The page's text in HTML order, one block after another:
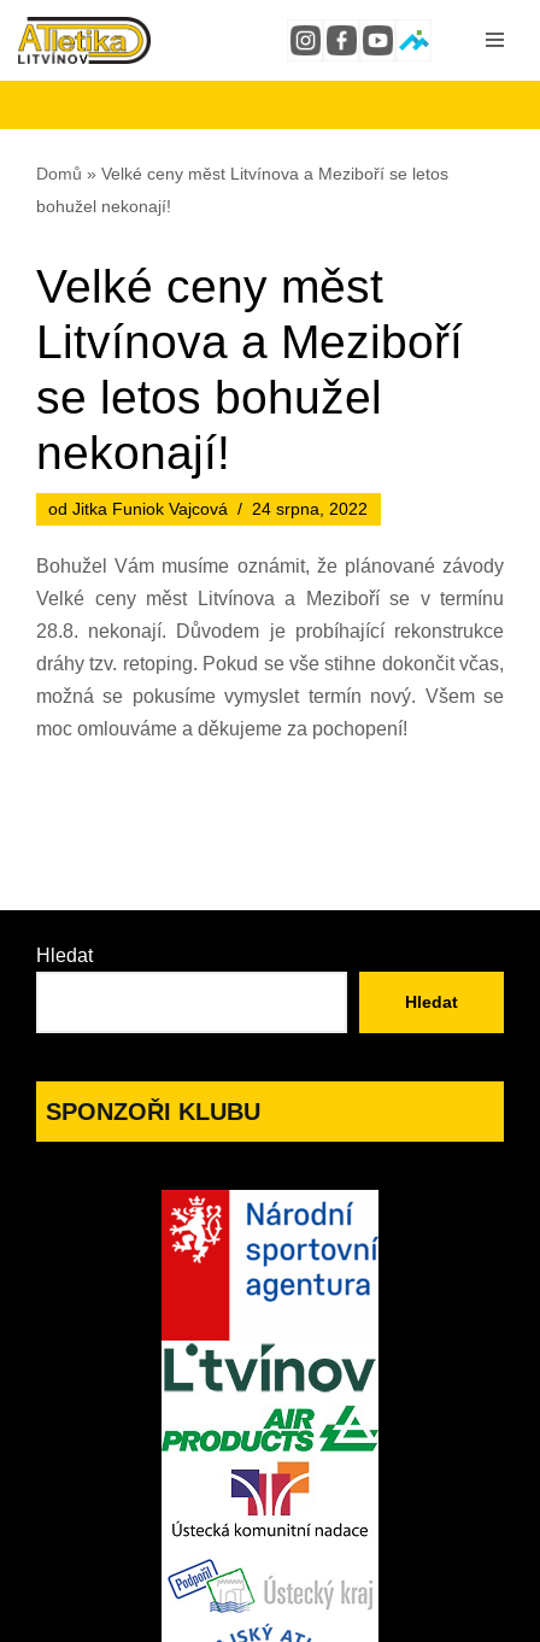
Přeskočit
obsah
Domů » Velké ceny měst Litvínova a Meziboří se letos
bohužel nekonají!
Velké ceny měst
Litvínova a Meziboří
se letos bohužel
nekonají!
odJitka Funiok Vajcová 24 srpna, 2022
Bohužel Vám musíme oznámit, že plánované závody
Velké ceny měst Litvínova a Meziboří se v termínu
28.8. nekonají. Důvodem je probíhající rekonstrukce
dráhy tzv. retoping. Pokud se vše stihne dokončit včas,
možná se pokusíme vymyslet termín nový. Všem se
moc omlouváme a děkujeme za pochopení!
Hledat
Hledat
SPONZOŘI KLUBU